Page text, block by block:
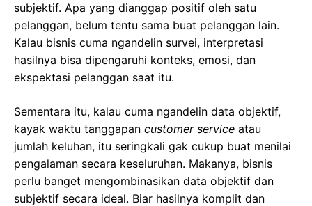
subjektif. Apa yang dianggap positif oleh satu
pelanggan, belum tentu sama buat pelanggan lain.
Kalau bisnis cuma ngandelin survei, interpretasi
hasilnya bisa dipengaruhi konteks, emosi, dan
ekspektasi pelanggan saat itu.
Sementara itu, kalau cuma ngandelin data objektif,
kayak waktu tanggapan customer service atau
jumlah keluhan, itu seringkali gak cukup buat menilai
pengalaman secara keseluruhan. Makanya, bisnis
perlu banget mengombinasikan data objektif dan
subjektif secara ideal. Biar hasilnya komplit dan